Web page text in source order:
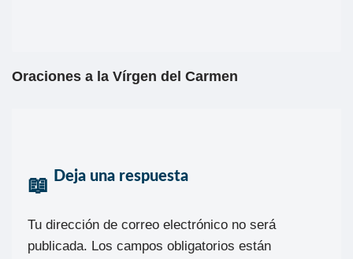
Oraciones a la Vírgen del Carmen
Deja una respuesta
Tu dirección de correo electrónico no será
publicada. Los campos obligatorios están